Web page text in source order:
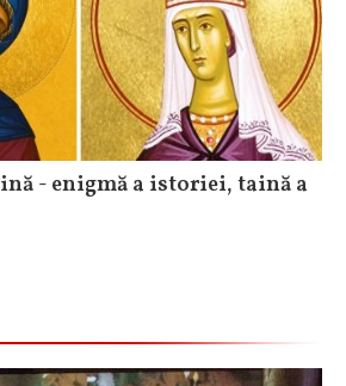
- enigmă a istoriei, taină a